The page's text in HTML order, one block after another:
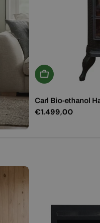
In Winkelwagen
Carl Bio-ethanol
Normale
€1.499,00